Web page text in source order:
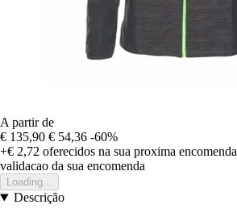
A partir de
€ 135,90 € 54,36 -60%
+€ 2,72 oferecidos na sua proxima encomenda
validacao da sua encomenda
Loading...
Descrição